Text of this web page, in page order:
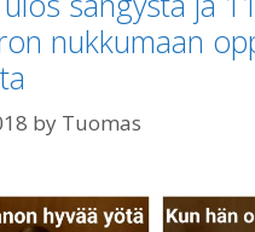
nukkumaan
by Tuomas